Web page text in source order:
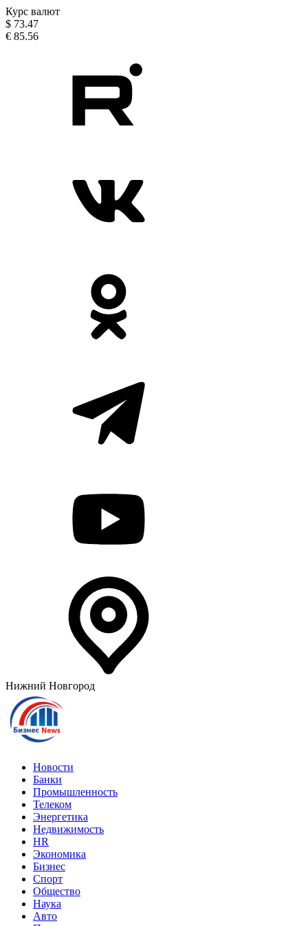
Курс валют
$ 73.47
€ 85.56
Нижний Новгород
Новости
Банки
Промышленность
Телеком
Энергетика
Недвижимость
HR
Экономика
Бизнес
Спорт
Общество
Наука
Авто